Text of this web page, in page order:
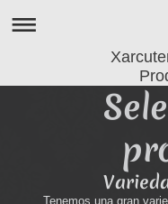
Tenemos una gran